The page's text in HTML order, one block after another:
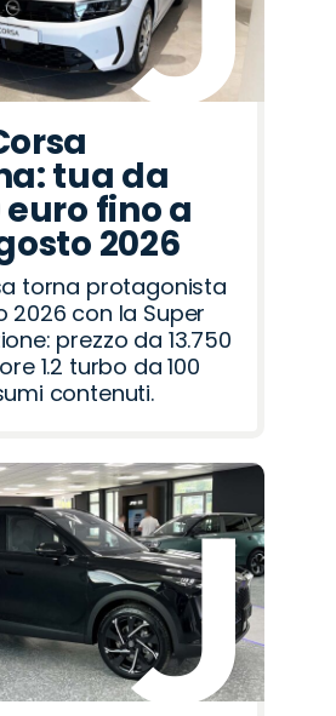
tua da
euro fino a
2026
torna protagonista
2026 con la Super
prezzo da 13.750
1.2 turbo da 100
contenuti.